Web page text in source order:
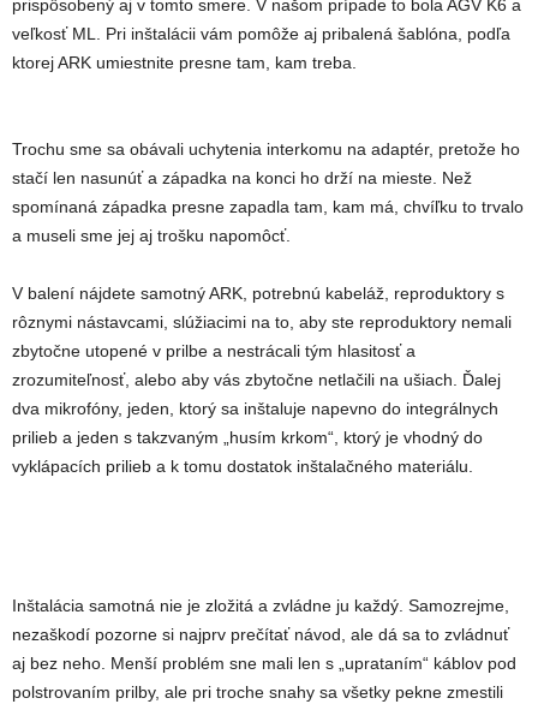
prispôsobený aj v tomto smere. V našom prípade to bola AGV K6 a
veľkosť ML. Pri inštalácii vám pomôže aj pribalená šablóna, podľa
ktorej ARK umiestnite presne tam, kam treba.
Trochu sme sa obávali uchytenia interkomu na adaptér, pretože ho
stačí len nasunúť a západka na konci ho drží na mieste. Než
spomínaná západka presne zapadla tam, kam má, chvíľku to trvalo
a museli sme jej aj trošku napomôcť.
V balení nájdete samotný ARK, potrebnú kabeláž, reproduktory s
rôznymi nástavcami, slúžiacimi na to, aby ste reproduktory nemali
zbytočne utopené v prilbe a nestrácali tým hlasitosť a
zrozumiteľnosť, alebo aby vás zbytočne netlačili na ušiach. Ďalej
dva mikrofóny, jeden, ktorý sa inštaluje napevno do integrálnych
prilieb a jeden s takzvaným „husím krkom“, ktorý je vhodný do
vyklápacích prilieb a k tomu dostatok inštalačného materiálu.
Inštalácia samotná nie je zložitá a zvládne ju každý. Samozrejme,
nezaškodí pozorne si najprv prečítať návod, ale dá sa to zvládnuť
aj bez neho. Menší problém sne mali len s „uprataním“ káblov pod
polstrovaním prilby, ale pri troche snahy sa všetky pekne zmestili